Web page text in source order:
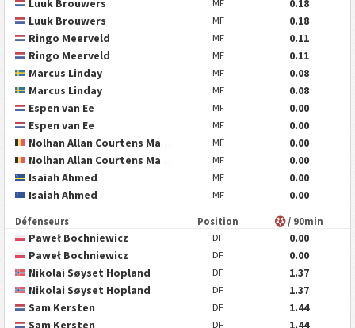
MF
Luuk Brouwers
MF
0.18
Ringo Meerveld
MF
0.11
Ringo Meerveld
MF
0.11
Marcus Linday
MF
0.08
Marcus Linday
MF
0.08
Espen van Ee
MF
0.00
Espen van Ee
MF
0.00
Nolhan Allan Courtens Mabeneyshi
MF
0.00
Nolhan Allan Courtens Mabeneyshi
MF
0.00
Isaiah Ahmed
MF
0.00
Isaiah Ahmed
MF 0.00
Défenseurs Position / 90min
Paweł Bochniewicz DF
0.00
Paweł Bochniewicz
DF
0.00
Nikolai Søyset Hopland
DF
1.37
Nikolai Søyset Hopland
DF
1.37
Sam Kersten
DF
1.44
Sam Kersten
DF 1.44